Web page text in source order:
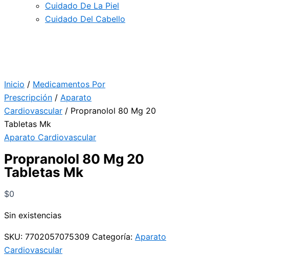
Cuidado De La Piel
Cuidado Del Cabello
Inicio / Medicamentos Por
Prescripción / Aparato
Cardiovascular / Propranolol 80 Mg 20
Tabletas Mk
Aparato Cardiovascular
Propranolol 80 Mg 20
Tabletas Mk
$0
Sin existencias
SKU: 7702057075309 Categoría: Aparato
Cardiovascular